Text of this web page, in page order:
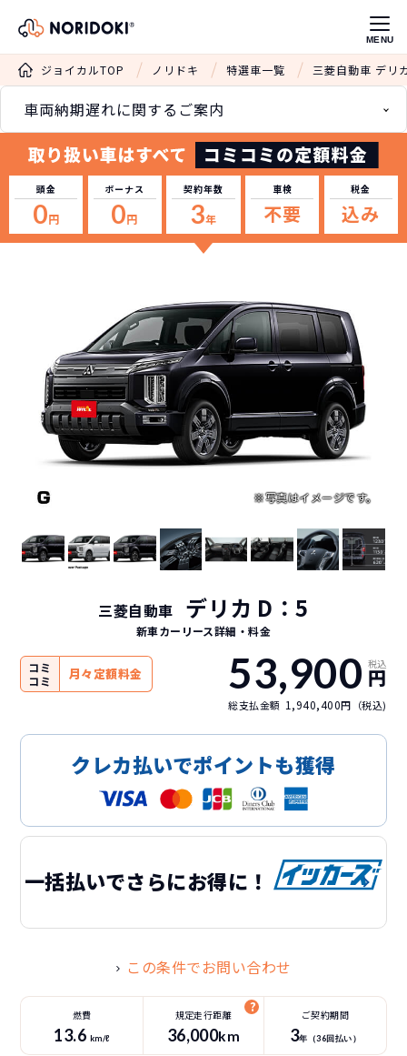
MENU
ジョイカルTOP ノリドキ 特選車一覧 三菱自動車 デリ
車両納期遅れに関するご案内
頭金
0円
ボーナス
0円
契約年数
3年
車検
不要
税金
込み
三菱自動車 デリカ D：5
新車カーリース詳細 ・料金
コミ
コミ
月々定額料金 53,900 税込
円
総支払金額 1,940,400円（税込)
クレカ払いでポイントも獲得
一括払いでさらにお得に！
この条件でお問い合わせ
燃費
13.6 km/ℓ
規定走行距離
36,000km
ご契約期間
3年（36回払い）